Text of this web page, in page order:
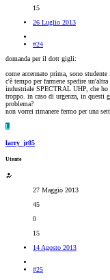
15
26 Luglio 2013
#24
domanda per il dott gigli:
come accennato prima, sono
c'è tempo per farmene spedire
industriale SPECTRAL UHP, che ho
troppo. in caso di urgenza, in questi
problema?
non vorrei rimanere fermo per una
L
larry_jr85
Utente
27 Maggio 2013
45
0
15
14 Agosto 2013
#25